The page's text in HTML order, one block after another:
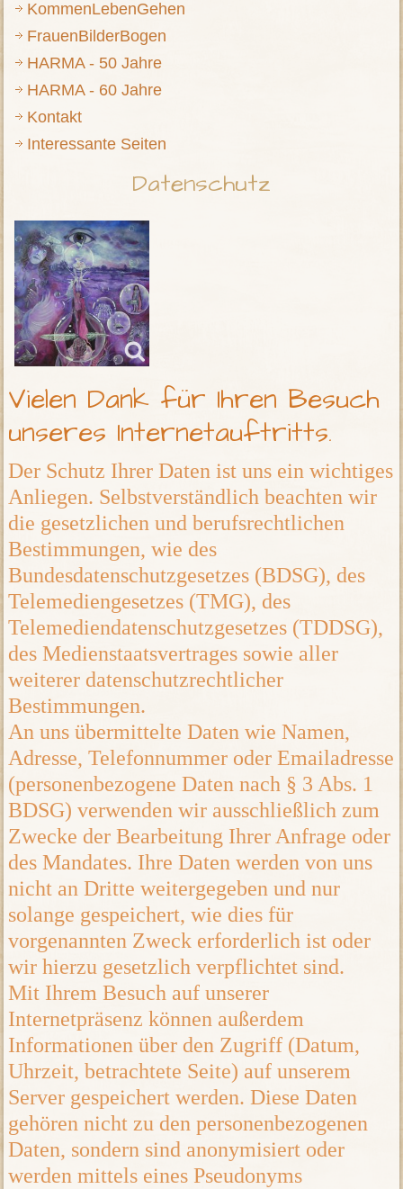
KommenLebenGehen
FrauenBilderBogen
HARMA - 50 Jahre
HARMA - 60 Jahre
Kontakt
Interessante Seiten
Datenschutz
Vielen Dank für Ihren Besuch
unseres Internetauftritts.
Der Schutz Ihrer Daten ist uns ein wichtiges
Anliegen. Selbstverständlich beachten wir
die gesetzlichen und berufsrechtlichen
Bestimmungen, wie des
Bundesdatenschutzgesetzes (BDSG), des
Telemediengesetzes (TMG), des
Telemediendatenschutzgesetzes (TDDSG),
des Medienstaatsvertrages sowie aller
weiterer datenschutzrechtlicher
Bestimmungen.
An uns übermittelte Daten wie Namen,
Adresse, Telefonnummer oder Emailadresse
(personenbezogene Daten nach § 3 Abs. 1
BDSG) verwenden wir ausschließlich zum
Zwecke der Bearbeitung Ihrer Anfrage oder
des Mandates. Ihre Daten werden von uns
nicht an Dritte weitergegeben und nur
solange gespeichert, wie dies für
vorgenannten Zweck erforderlich ist oder
wir hierzu gesetzlich verpflichtet sind.
Mit Ihrem Besuch auf unserer
Internetpräsenz können außerdem
Informationen über den Zugriff (Datum,
Uhrzeit, betrachtete Seite) auf unserem
Server gespeichert werden. Diese Daten
gehören nicht zu den personenbezogenen
Daten, sondern sind anonymisiert oder
werden mittels eines Pseudonyms